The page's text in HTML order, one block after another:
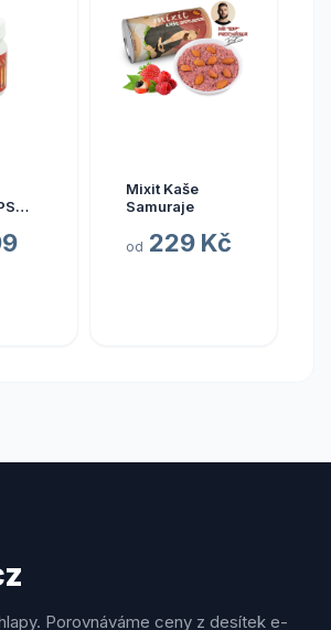
Mixit Kaše
Samuraje
od 229 Kč
Porovnáváme ceny z desítek e-